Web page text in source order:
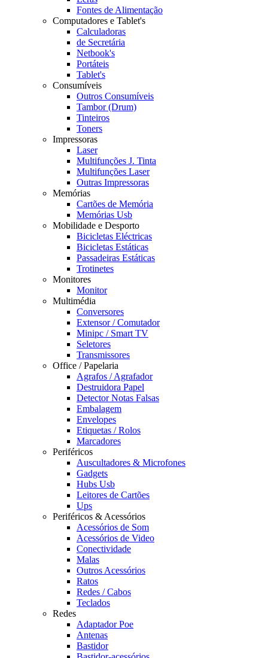
Fontes de Alimentação
Computadores e Tablet's
Calculadoras
de Secretária
Netbook's
Portáteis
Tablet's
Consumíveis
Outros Consumíveis
Tambor (Drum)
Tinteiros
Toners
Impressoras
Laser
Multifunções J. Tinta
Multifunções Laser
Outras Impressoras
Memórias
Cartões de Memória
Memórias Usb
Mobilidade e Desporto
Bicicletas Eléctricas
Bicicletas Estáticas
Passadeiras Estáticas
Trotinetes
Monitores
Monitor
Multimédia
Conversores
Extensor / Comutador
Minipc / Smart TV
Seletores
Transmissores
Office / Papelaria
Agrafos / Agrafador
Destruidora Papel
Detector Notas Falsas
Embalagem
Envelopes
Etiquetas / Rolos
Marcadores
Periféricos
Auscultadores & Microfones
Gadgets
Hubs Usb
Leitores de Cartões
Ups
Periféricos & Acessórios
Acessórios de Som
Acessórios de Video
Conectividade
Malas
Outros Acessórios
Ratos
Redes / Cabos
Teclados
Redes
Adaptador Poe
Antenas
Bastidor